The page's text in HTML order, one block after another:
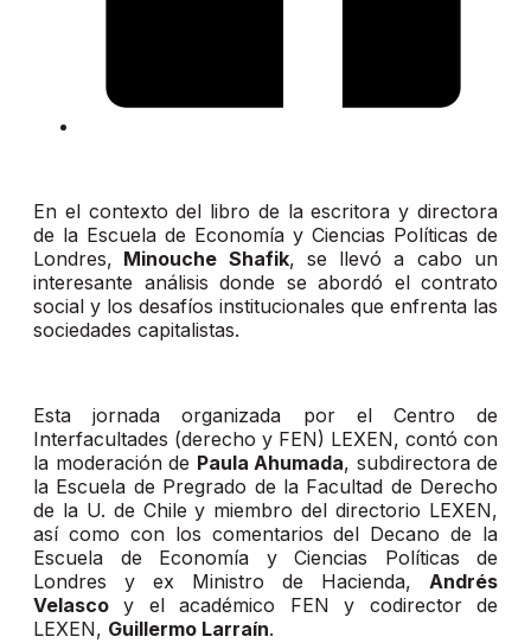
En el contexto del libro de la escritora y directora
de la Escuela de Economía y Ciencias Políticas de
Londres, Minouche Shafik, se llevó a cabo un
interesante análisis donde se abordó el contrato
social y los desafíos institucionales que enfrenta las
sociedades capitalistas.
Esta jornada organizada por el Centro de
Interfacultades (derecho y FEN) LEXEN, contó con
la moderación de Paula Ahumada, subdirectora de
la Escuela de Pregrado de la Facultad de Derecho
de la U. de Chile y miembro del directorio LEXEN,
así como con los comentarios del Decano de la
Escuela de Economía y Ciencias Políticas de
Londres y ex Ministro de Hacienda, Andrés
Velasco y el académico FEN y codirector de
LEXEN, Guillermo Larraín.